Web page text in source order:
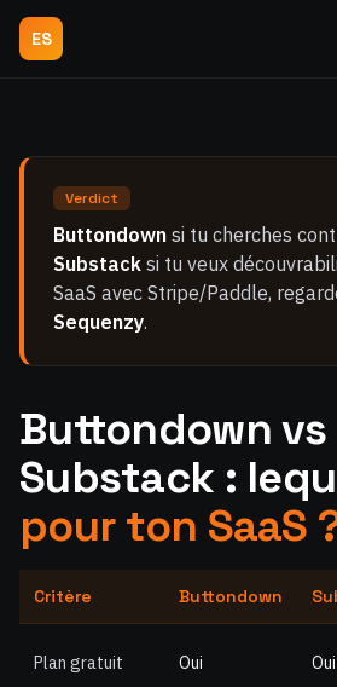
ES
Verdict
Buttondown si tu cherches
Substack si tu veux
SaaS avec Stripe/Paddle,
Sequenzy.
Buttondown vs
Substack :
pour ton SaaS
Critère Buttondown
Plan gratuit Oui Oui